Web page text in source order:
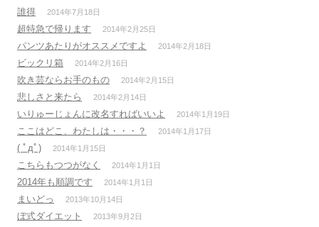
誰得 2014年7月18日
超特急で帰ります 2014年2月25日
パンツあたりがオススメですよ 2014年2月18日
ビックリ箱 2014年2月16日
吹き芸ならお手のもの 2014年2月15日
悲しさと来たら 2014年2月14日
いりゅーじょんに改名すればいいよ 2014年1月19日
ここはどこ、わたしは・・・？ 2014年1月17日
( ﾟдﾟ) 2014年1月15日
こちらもつつがなく 2014年1月1日
2014年も順調です 2014年1月1日
まいどっ 2013年10月14日
ぼ式ダイエット 2013年9月2日